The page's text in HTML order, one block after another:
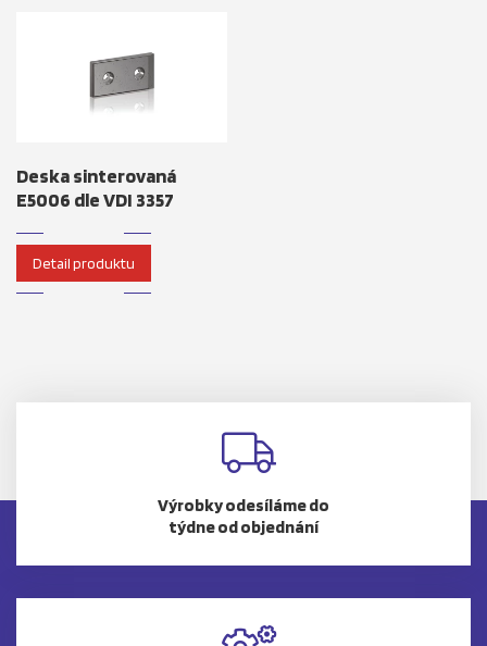
Deska sinterovaná
E5006 dle VDI 3357
Detail produktu
Výrobky odesíláme do
týdne od objednání